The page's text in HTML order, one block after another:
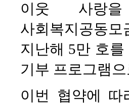
이웃 사랑
사회복지공동
지난해 5만 호
기부 프로그램
이번 협약에 따